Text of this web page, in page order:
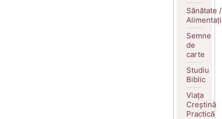
Sănătate /
Semne
de
carte
Studiu
Biblic
Viața
Creștină
Practică